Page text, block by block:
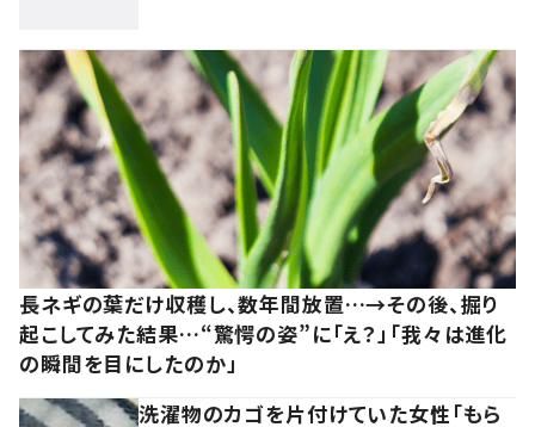
長ネギの葉だけ収穫し、数年間放置…→その後、掘り
起こしてみた結果…“驚愕の姿”に「え？」「我々は進化
の瞬間を目にしたのか」
洗濯物のカゴを片付けていた女性「もら